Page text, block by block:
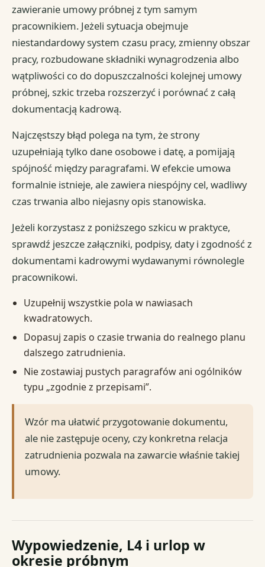
zawieranie umowy próbnej z tym samym
pracownikiem. Jeżeli sytuacja obejmuje
niestandardowy system czasu pracy, zmienny obszar
pracy, rozbudowane składniki wynagrodzenia albo
wątpliwości co do dopuszczalności kolejnej umowy
próbnej, szkic trzeba rozszerzyć i porównać z całą
dokumentacją kadrową.
Najczęstszy błąd polega na tym, że strony
uzupełniają tylko dane osobowe i datę, a pomijają
spójność między paragrafami. W efekcie umowa
formalnie istnieje, ale zawiera niespójny cel, wadliwy
czas trwania albo niejasny opis stanowiska.
Jeżeli korzystasz z poniższego szkicu w praktyce,
sprawdź jeszcze załączniki, podpisy, daty i zgodność z
dokumentami kadrowymi wydawanymi równolegle
pracownikowi.
Uzupełnij wszystkie pola w nawiasach
kwadratowych.
Dopasuj zapis o czasie trwania do realnego planu
dalszego zatrudnienia.
Nie zostawiaj pustych paragrafów ani ogólników
typu „zgodnie z przepisami”.
Wzór ma ułatwić przygotowanie dokumentu,
ale nie zastępuje oceny, czy konkretna relacja
zatrudnienia pozwala na zawarcie właśnie takiej
umowy.
Wypowiedzenie, L4 i urlop w
okresie próbnym